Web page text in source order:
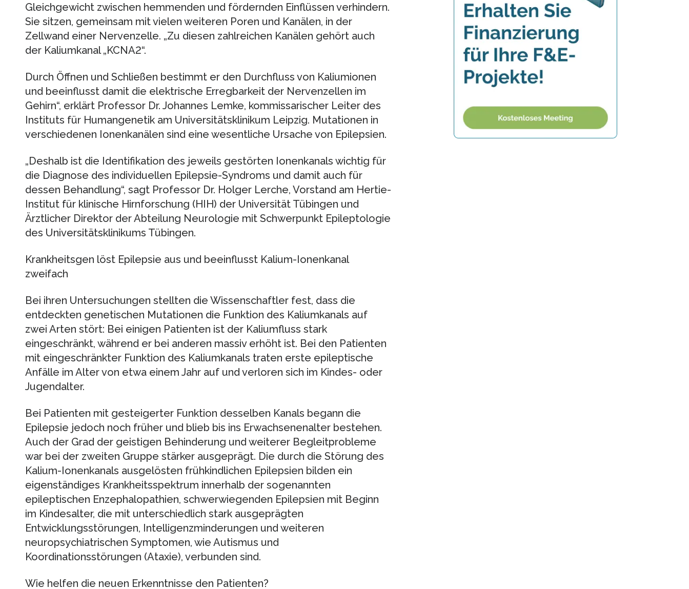
Gleichgewicht zwischen hemmenden und fördernden Einflüssen verhindern.
Sie sitzen, gemeinsam mit vielen weiteren Poren und Kanälen, in der
Zellwand einer Nervenzelle. „Zu diesen zahlreichen Kanälen gehört auch
der Kaliumkanal „KCNA2“.
Durch Öffnen und Schließen bestimmt er den Durchfluss von Kaliumionen
und beeinflusst damit die elektrische Erregbarkeit der Nervenzellen im
Gehirn“, erklärt Professor Dr. Johannes Lemke, kommissarischer Leiter des
Instituts für Humangenetik am Universitätsklinikum Leipzig. Mutationen in
verschiedenen Ionenkanälen sind eine wesentliche Ursache von Epilepsien.
„Deshalb ist die Identifikation des jeweils gestörten Ionenkanals wichtig für
die Diagnose des individuellen Epilepsie-Syndroms und damit auch für
dessen Behandlung“, sagt Professor Dr. Holger Lerche, Vorstand am Hertie-
Institut für klinische Hirnforschung (HIH) der Universität Tübingen und
Ärztlicher Direktor der Abteilung Neurologie mit Schwerpunkt Epileptologie
des Universitätsklinikums Tübingen.
Krankheitsgen löst Epilepsie aus und beeinflusst Kalium-Ionenkanal
zweifach
Bei ihren Untersuchungen stellten die Wissenschaftler fest, dass die
entdeckten genetischen Mutationen die Funktion des Kaliumkanals auf
zwei Arten stört: Bei einigen Patienten ist der Kaliumfluss stark
eingeschränkt, während er bei anderen massiv erhöht ist. Bei den Patienten
mit eingeschränkter Funktion des Kaliumkanals traten erste epileptische
Anfälle im Alter von etwa einem Jahr auf und verloren sich im Kindes- oder
Jugendalter.
Bei Patienten mit gesteigerter Funktion desselben Kanals begann die
Epilepsie jedoch noch früher und blieb bis ins Erwachsenenalter bestehen.
Auch der Grad der geistigen Behinderung und weiterer Begleitprobleme
war bei der zweiten Gruppe stärker ausgeprägt. Die durch die Störung des
Kalium-Ionenkanals ausgelösten frühkindlichen Epilepsien bilden ein
eigenständiges Krankheitsspektrum innerhalb der sogenannten
epileptischen Enzephalopathien, schwerwiegenden Epilepsien mit Beginn
im Kindesalter, die mit unterschiedlich stark ausgeprägten
Entwicklungsstörungen, Intelligenzminderungen und weiteren
neuropsychiatrischen Symptomen, wie Autismus und
Koordinationsstörungen (Ataxie), verbunden sind.
Wie helfen die neuen Erkenntnisse den Patienten?